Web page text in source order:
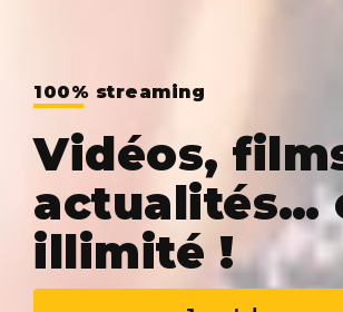
100% streaming
Vidéos,
actualités…
illimité !